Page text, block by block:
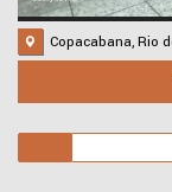
Copacabana, Rio